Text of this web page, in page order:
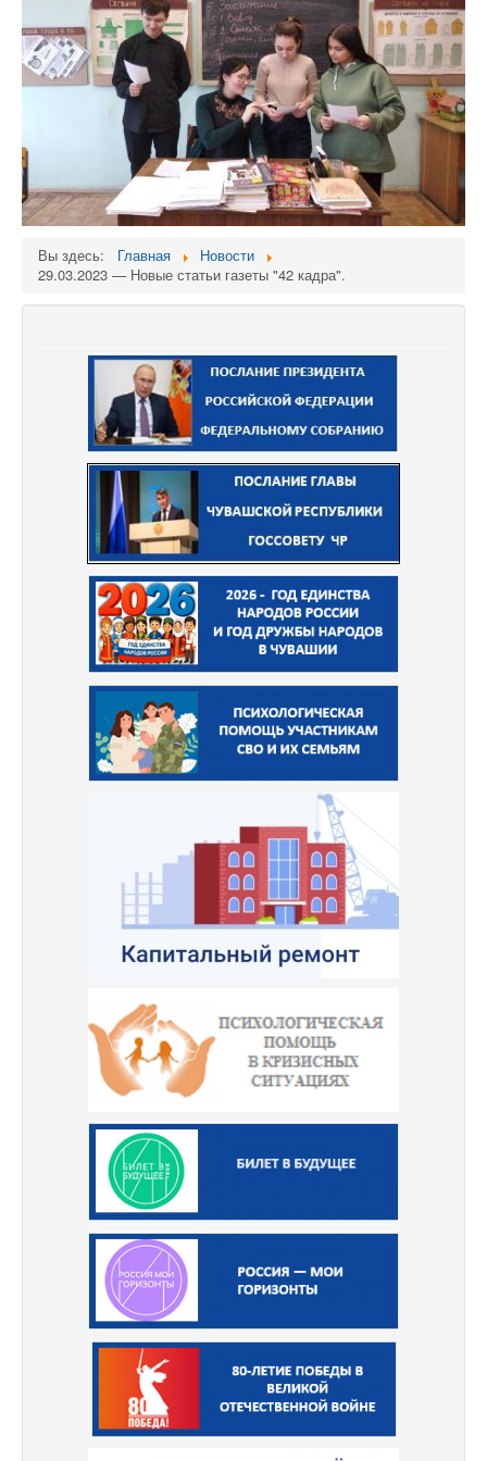
Вы здесь: Главная
Новости
29.03.2023 — Новые статьи газеты "42 кадра".